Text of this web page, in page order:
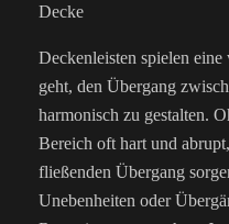
Decke
Deckenleisten spielen
geht, den Übergang
harmonisch zu gestalten.
Bereich oft hart und
fließenden Übergang
Unebenheiten oder